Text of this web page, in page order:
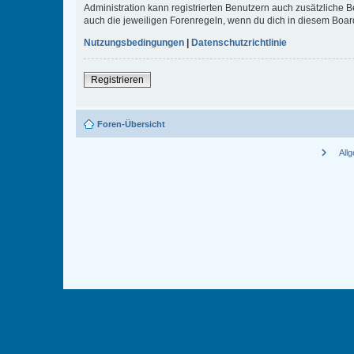
Administration kann registrierten Benutzern auch zusätzliche
auch die jeweiligen Forenregeln, wenn du dich in diesem
Nutzungsbedingungen | Datenschutzrichtlinie
Registrieren
Foren-Übersicht
chevron_right